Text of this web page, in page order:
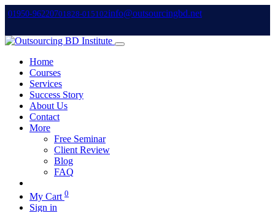
01950-96220701828-015102info@outsourcingbd.net
Home
Courses
Services
Success Story
About Us
Contact
More
Free Seminar
Client Review
Blog
FAQ
My Cart 0
Sign in